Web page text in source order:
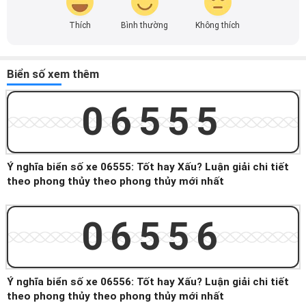
Thích Bình thường Không thích
Biển số xem thêm
06555
Ý nghĩa biển số xe 06555: Tốt hay Xấu? Luận giải chi tiết
theo phong thủy theo phong thủy mới nhất
06556
Ý nghĩa biển số xe 06556: Tốt hay Xấu? Luận giải chi tiết
theo phong thủy theo phong thủy mới nhất